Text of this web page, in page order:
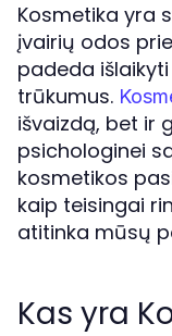
Kosmetika yra
įvairių odos
padeda
trūkumus.
išvaizdą, bet ir
psichologinei
kosmetikos
kaip teisingai
atitinka mūsų
Kas yra